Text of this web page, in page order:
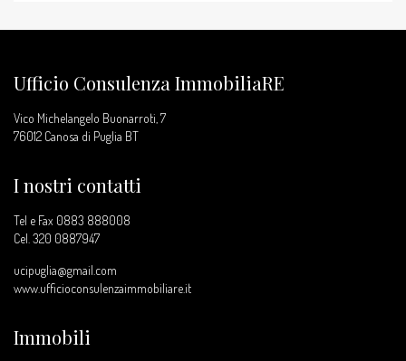
Ufficio Consulenza ImmobiliaRE
Vico Michelangelo Buonarroti, 7
76012 Canosa di Puglia BT
I nostri contatti
Tel e Fax 0883 888008
Cel. 320 0887947
ucipuglia@gmail.com
www.ufficioconsulenzaimmobiliare.it
Immobili